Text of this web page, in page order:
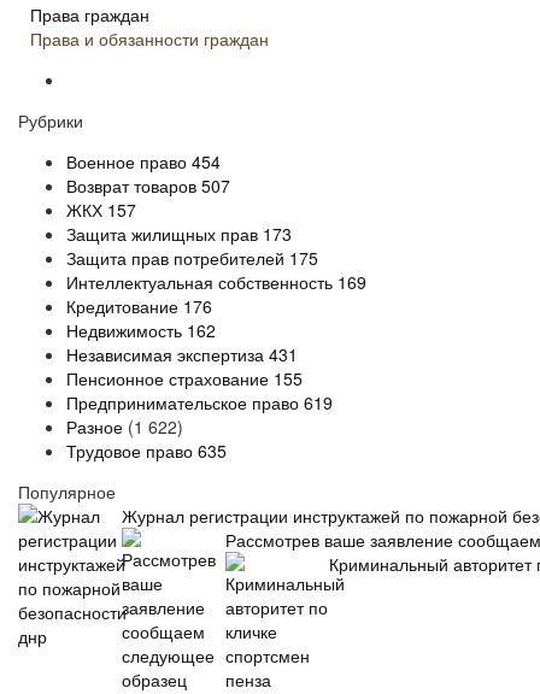
Права граждан
Права и обязанности граждан
Рубрики
Военное право 454
Возврат товаров 507
ЖКХ 157
Защита жилищных прав 173
Защита прав потребителей 175
Интеллектуальная собственность 169
Кредитование 176
Недвижимость 162
Независимая экспертиза 431
Пенсионное страхование 155
Предпринимательское право 619
Разное (1 622)
Трудовое право 635
Популярное
Журнал регистрации инструктажей по пожарной
Рассмотрев ваше заявление
Криминальный авторитет